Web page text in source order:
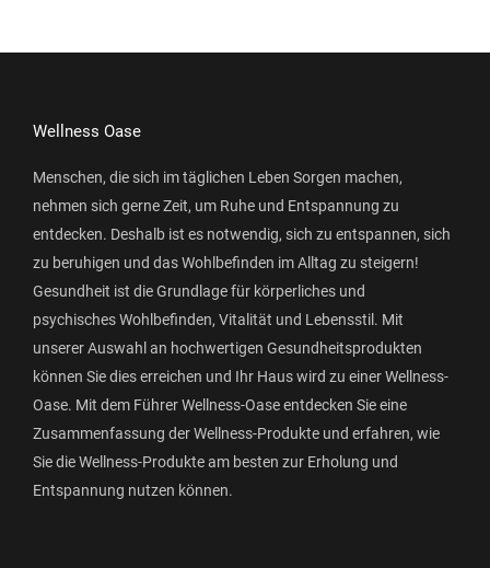
Wellness Oase
Menschen, die sich im täglichen Leben Sorgen machen,
nehmen sich gerne Zeit, um Ruhe und Entspannung zu
entdecken. Deshalb ist es notwendig, sich zu entspannen, sich
zu beruhigen und das Wohlbefinden im Alltag zu steigern!
Gesundheit ist die Grundlage für körperliches und
psychisches Wohlbefinden, Vitalität und Lebensstil. Mit
unserer Auswahl an hochwertigen Gesundheitsprodukten
können Sie dies erreichen und Ihr Haus wird zu einer Wellness-
Oase. Mit dem Führer Wellness-Oase entdecken Sie eine
Zusammenfassung der Wellness-Produkte und erfahren, wie
Sie die Wellness-Produkte am besten zur Erholung und
Entspannung nutzen können.